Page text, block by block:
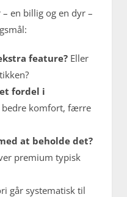
en billig og en dyr –
feature? Eller
fordel i
bedre komfort, færre
at beholde det?
premium typisk
går systematisk til